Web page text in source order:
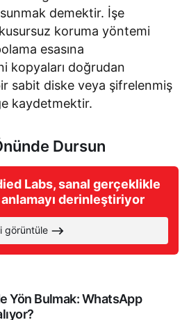
demektir. İşe
koruma yöntemi
esasına
kopyaları doğrudan
sabit diske veya şifrelenmiş
kaydetmektir.
Dursun
Labs, sanal gerçeklikle
derinleştiriyor
görüntüle
Yön Bulmak: WhatsApp